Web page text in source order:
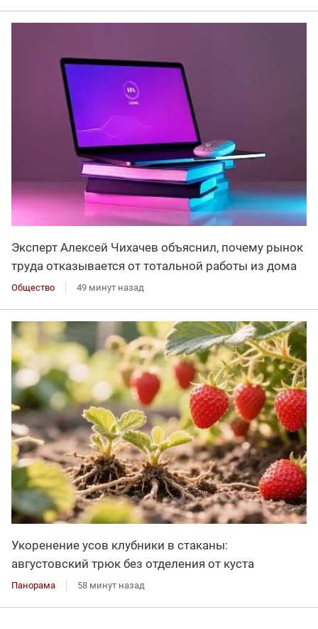
Эксперт Алексей Чихачев объяснил, почему рынок
труда отказывается от тотальной работы из дома
Общество 49 минут назад
Укоренение усов клубники в стаканы:
августовский трюк без отделения от куста
Панорама 58 минут назад